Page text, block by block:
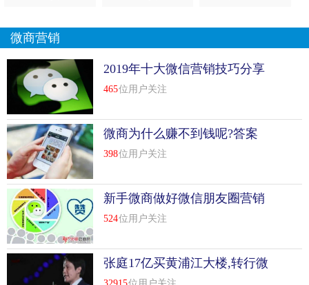
微商营销
2019年十大微信营销技巧分享
465位用户关注
微商为什么赚不到钱呢?答案
在这！
398位用户关注
新手微商做好微信朋友圈营销
的步骤跟流程
524位用户关注
张庭17亿买黄浦江大楼,转行微
商赚钱这么容易?